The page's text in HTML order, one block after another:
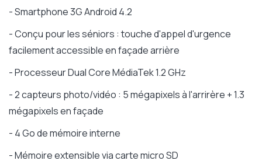
- Smartphone 3G Android 4.2
- Conçu pour les séniors : touche d'appel d'urgence
facilement accessible en façade arrière
- Processeur Dual Core MédiaTek 1.2 GHz
- 2 capteurs photo/vidéo : 5 mégapixels à l'arrirère + 1.3
mégapixels en façade
- 4 Go de mémoire interne
- Mémoire extensible via carte micro SD